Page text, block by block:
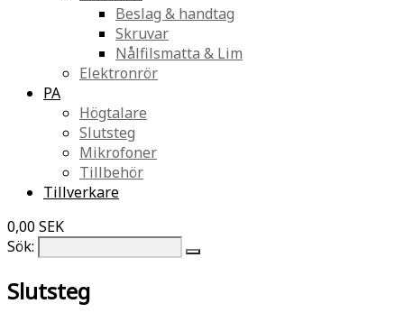
Beslag & handtag
Skruvar
Nålfilsmatta & Lim
Elektronrör
PA
Högtalare
Slutsteg
Mikrofoner
Tillbehör
Tillverkare
0,00 SEK
Sök:
Slutsteg